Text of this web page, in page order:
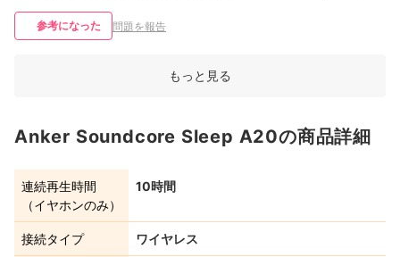
参考になった 問題を報告
もっと見る
Anker Soundcore Sleep A20の商品詳細
連続再生時間
（イヤホンのみ）
10時間
接続タイプ ワイヤレス